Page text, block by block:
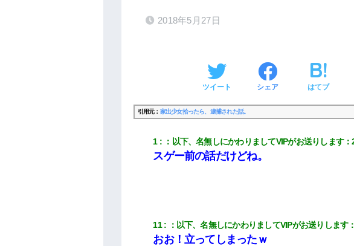
2018年5月27日
ツイート シェア はてブ
引用元： 家出少女拾ったら、逮捕された話。
1 ： 以下、名無しにかわりましてVIPがお送りします：
スゲー前の話だけどね。
11 ： 以下、名無しにかわりましてVIPがお送りします：
おお！立ってしまったｗ